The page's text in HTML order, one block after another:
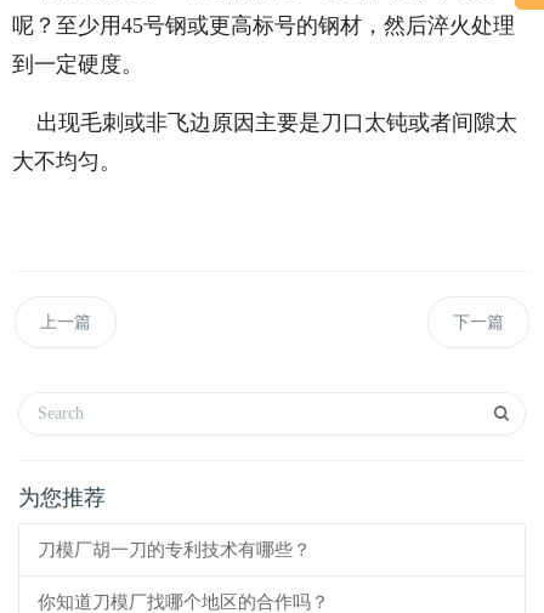
呢？至少用45号钢或更高标号的钢材，然后淬火处理
到一定硬度。
出现毛刺或非飞边原因主要是刀口太钝或者间隙太
大不均匀。
上一篇 下一篇
为您推荐
刀模厂胡一刀的专利技术有哪些？
你知道刀模厂找哪个地区的合作吗？